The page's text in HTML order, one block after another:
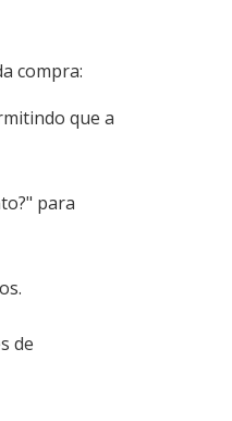
compra:
que a
para
de